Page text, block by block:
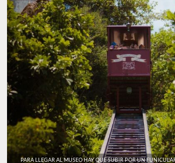
con binoculares turísticosque enfocan
ciudad, ofreciéndote vistas únicas para